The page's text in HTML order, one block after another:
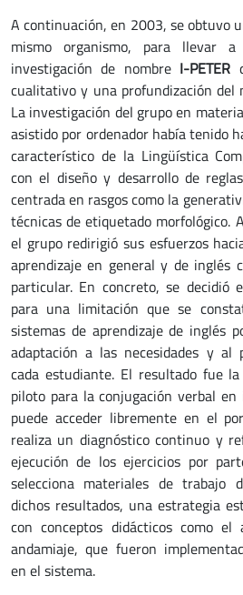
A continuación, en 2003, se obtuvo
mismo organismo, para llevar
investigación de nombre I-PETER
cualitativo y una profundización del
La investigación del grupo en
asistido por ordenador había tenido
característico de la Lingüística
con el diseño y desarrollo de
centrada en rasgos como la
técnicas de etiquetado morfológico.
el grupo redirigió sus esfuerzos
aprendizaje en general y de inglés
particular. En concreto, se decidió
para una limitación que se
sistemas de aprendizaje de inglés
adaptación a las necesidades y al
cada estudiante. El resultado fue
piloto para la conjugación verbal
puede acceder libremente en el
realiza un diagnóstico continuo y
ejecución de los ejercicios por
selecciona materiales de trabajo
dichos resultados, una estrategia
con conceptos didácticos como
andamiaje, que fueron
en el sistema.